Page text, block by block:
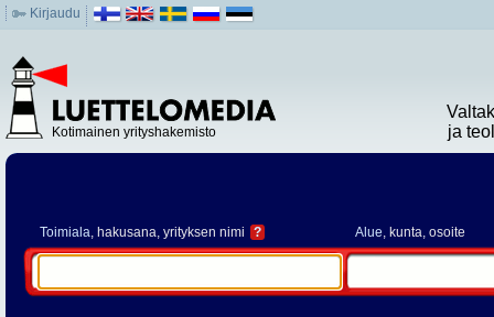
Kirjaudu
Kotimainen yrityshakemisto
ja
Toimiala, hakusana, yrityksen nimi ? Alue, kunta, osoite